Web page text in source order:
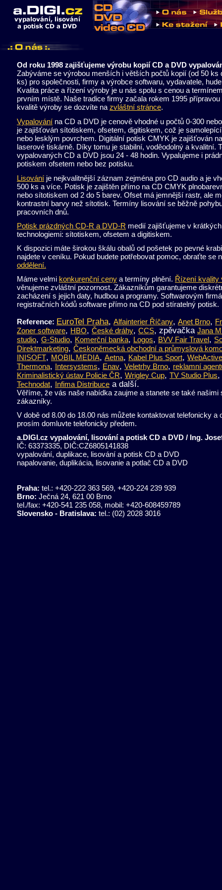
Od roku 1998 zajišťujeme výrobu kopií CD a DVD
Zabýváme se výrobou menších i větších počtů kopií (od 50 ks
ks) pro společnosti, firmy a výrobce softwaru, vydavatele,
Kvalita práce a řízení výroby je u nás spolu s cenou a
prvním místě. Naše tradice firmy začala rokem 1995
kvalitě výroby se dozvíte na zvláštní stránce.
Vypalování na CD a DVD je cenově vhodné u počtů 0-300
je zajišťován sítotiskem, ofsetem, digitiskem, což je
nebo lesklým povrchem. Digitální potisk CMYK je zajišťován
laserové tiskárně. Díky tomu je stabilní, voděodolný a kvalitní.
vypalovaných CD a DVD jsou 24 - 48 hodin. Vypalujeme i
potiskem ofsetem nebo bez potisku.
Lisování je nejkvalitnější záznam zejména pro CD audio a je
500 ks a více. Potisk je zajištěn přímo na CD CMYK
nebo sítotiskem od 2 do 5 barev. Ofset má jemnější rastr, ale
kontrastní barvy než sítotisk. Termíny lisování se běžně
pracovních dnů.
Potisk prázdných CD-R a DVD-R medií zajišťujeme v
technologiemi: sítotiskem, ofsetem a digitiskem.
K dispozici máte širokou škálu obalů od pošetek po pevné
najdete v ceníku. Pokud budete potřebovat pomoc, obraťte se
oddělení.
Máme velmi konkurenční ceny a termíny plnění. Řízení kvality
věnujeme zvláštní pozornost. Zákazníkům garantujeme
zacházení s jejich daty, hudbou a programy. Softwarovým
registračních kódů software přímo na CD pod stíratelný potisk.
Reference: EuroTel Praha, Alfainterier Říčany, Anet Brno,
Zoner software, HBO, České dráhy, CCS, zpěvačka Jana
studio, G-Studio, Komerční banka, Logos, BVV Fair Travel ,
Direktmarketing, Českoněmecká obchodní a průmyslová
INISOFT, MOBIL MEDIA, Aetna, Kabel Plus Sport, WebActive
Thermona, Intersystems, Enav, Veletrhy Brno, reklamní
Kriminalistický ústav Policie ČR, Wrigley Cup, TV Studio Plus,
Technodat, Infima Distribuce a další.
Věříme, že vás naše nabídka zaujme a stanete se také našimi
zákazníky.
V době od 8.00 do 18.00 nás můžete kontaktovat telefonicky a
prosím domluvte telefonicky předem.
a.DIGI.cz vypalování, lisování a potisk CD a DVD / Ing.
IČ: 63373335, DIČ:CZ6805141838
vypalování, duplikace, lisování a potisk CD a DVD
napalovanie, duplikácia, lisovanie a potlač CD a DVD
Praha: tel.: +420-222 363 569, +420-224 239 939
Brno: Ječná 24, 621 00 Brno
tel./fax: +420-541 235 058, mobil: +420-608459789
Slovensko - Bratislava: tel.: (02) 2028 3016